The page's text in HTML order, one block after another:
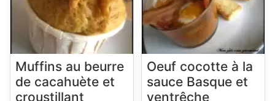
Muffins au beurre
de cacahuète et
croustillant
Oeuf cocotte à la
sauce Basque et
ventrêche